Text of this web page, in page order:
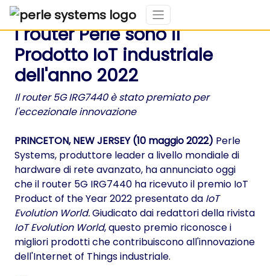
I router Perle sono il
Prodotto IoT industriale
dell'anno 2022
Il router 5G IRG7440 è stato premiato per
l'eccezionale innovazione
PRINCETON, NEW JERSEY (10 maggio 2022) Perle
Systems, produttore leader a livello mondiale di
hardware di rete avanzato, ha annunciato oggi
che il router 5G IRG7440 ha ricevuto il premio IoT
Product of the Year 2022 presentato da IoT
Evolution World.Giudicato dai redattori della rivista
IoT Evolution World, questo premio riconosce i
migliori prodotti che contribuiscono all'innovazione
dell'Internet of Things industriale.